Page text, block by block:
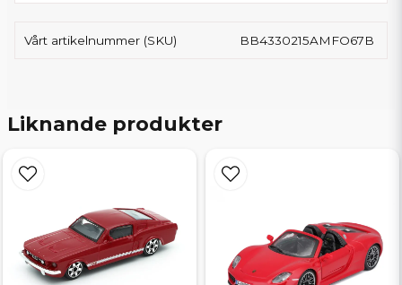
Vårt artikelnummer (SKU) BB4330215AMFO67B
Liknande produkter